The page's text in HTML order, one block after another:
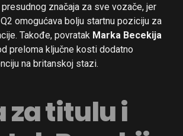
značaja za sve vozače, jer
omogućava bolju startnu poziciju za
Takođe, povratak Marka Becekija
preloma ključne kosti dodatno
na britanskoj stazi.
za titulu i